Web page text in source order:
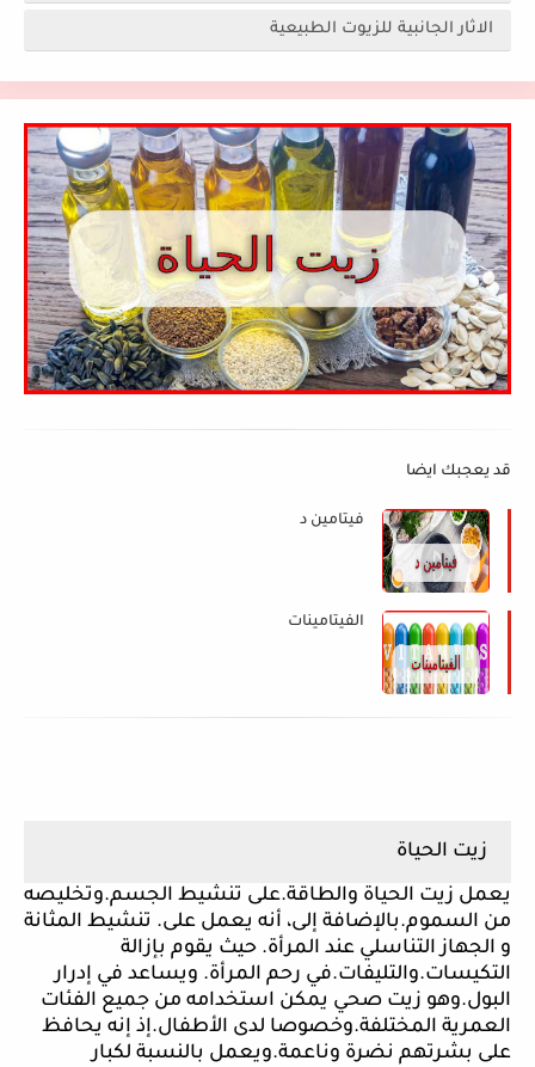
الاثار الجانبية للزيوت الطبيعية
قد يعجبك ايضا
فيتامين د
الفيتامينات
زيت الحياة
يعمل زيت الحياة والطاقة.على تنشيط الجسم.وتخليصه
من السموم.بالإضافة إلى، أنه يعمل على. تنشيط المثانة
و الجهاز التناسلي عند المرأة. حيث يقوم بإزالة
التكيسات.والتليفات.في رحم المرأة. ويساعد في إدرار
البول.وهو زيت صحي يمكن استخدامه من جميع الفئات
العمرية المختلفة.وخصوصا لدى الأطفال.إذ إنه يحافظ
على بشرتهم نضرة وناعمة.ويعمل بالنسبة لكبار